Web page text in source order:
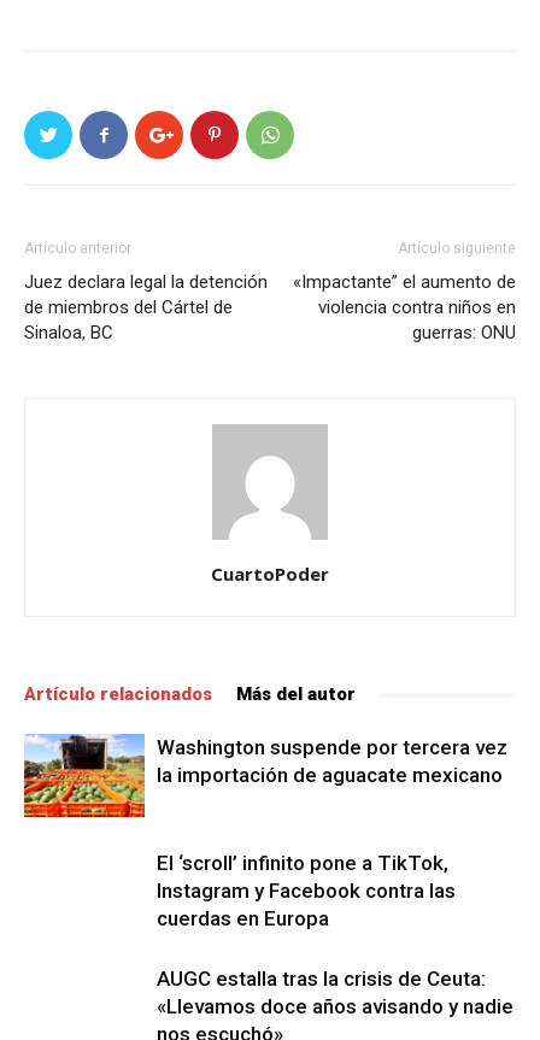
Artículo anterior
Juez declara legal la detención
de miembros del Cártel de
Sinaloa, BC
Artículo siguiente
«Impactante” el aumento de
violencia contra niños en
guerras: ONU
CuartoPoder
Artículo relacionados Más del autor
Washington suspende por tercera vez
la importación de aguacate mexicano
El ‘scroll’ infinito pone a TikTok,
Instagram y Facebook contra las
cuerdas en Europa
AUGC estalla tras la crisis de Ceuta:
«Llevamos doce años avisando y nadie
nos escuchó»